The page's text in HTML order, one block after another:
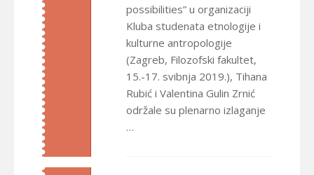
possibilities” u organizaciji
Kluba studenata etnologije i
kulturne antropologije
(Zagreb, Filozofski fakultet,
15.-17. svibnja 2019.), Tihana
Rubić i Valentina Gulin Zrnić
održale su plenarno izlaganje
…